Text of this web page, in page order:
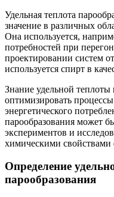
Удельная теплота
значение в различных
Она используется,
потребностей при
проектировании систем
используется спирт в
Знание удельной теплоты
оптимизировать
энергетического
парообразования может
экспериментов и
химическими свойствами
Определение
парообразования